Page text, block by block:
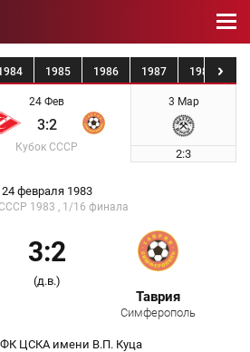
1985 1986 1987 1988
24 Фев
3:2
Кубок СССР
3 Мар
2:3
24 февраля 1983
1983 , 1/16 финала
3:2
(д.в.)
Таврия
Симферополь
ЦСКА имени В.П. Куца